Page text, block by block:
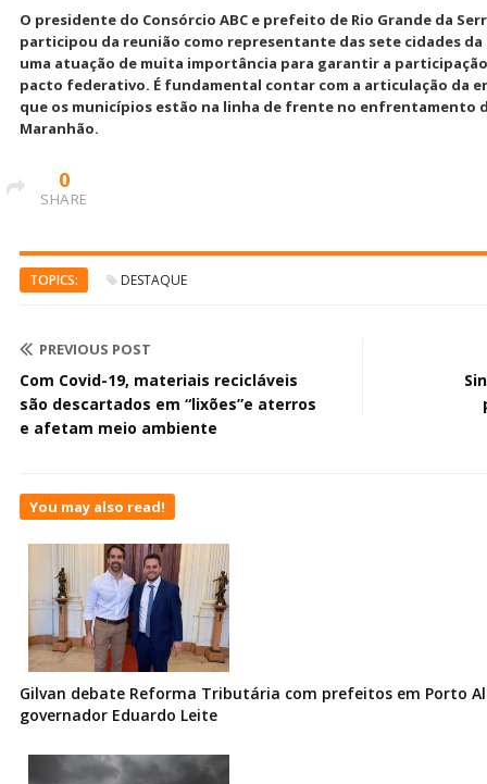
O presidente do Consórcio ABC e prefeito de Rio Grande da
participou da reunião como representante das sete cidades da
uma atuação de muita importância para garantir a
pacto federativo. É fundamental contar com a articulação da
que os municípios estão na linha de frente no enfrentamento
Maranhão.
0
SHARE
TOPICS: DESTAQUE
PREVIOUS POST
Com Covid-19, materiais recicláveis
são descartados em “lixões”e aterros
e afetam meio ambiente
You may also read!
Gilvan debate Reforma Tributária com prefeitos em Porto
governador Eduardo Leite